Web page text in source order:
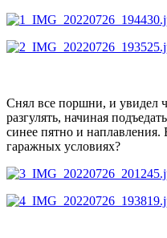
Снял все поршни, и увидел
разгулять, начиная
синее пятно и наплавления.
гаражных условиях?